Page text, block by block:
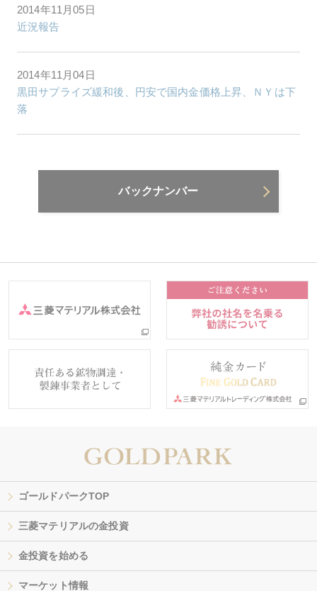
2014年11月05日
近況報告
2014年11月04日
黒田サプライズ緩和後、円安で国内金価格上昇、ＮＹは下
落
バックナンバー
ゴールドパークTOP
三菱マテリアルの金投資
金投資を始める
マーケット情報